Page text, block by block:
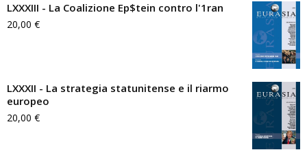
LXXXIII - La Coalizione Ep$tein contro l'1ran
20,00 €
LXXXII - La strategia statunitense e il riarmo
europeo
20,00 €